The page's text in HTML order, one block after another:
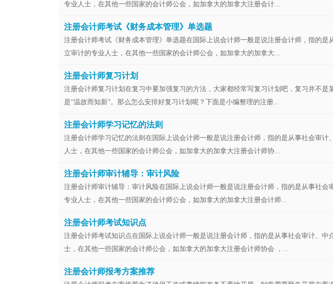
专业人士，在其他一些国家的会计师公会，如加拿大的加拿大注册会计...
注册会计师考试《财务成本管理》单选题
注册会计师考试《财务成本管理》单选题在国际上说会计师一般是说注册会计师，指的是
立审计的专业人士，在其他一些国家的会计师公会，如加拿大的加拿大...
注册会计师复习计划
注册会计师复习计划在复习中要加强复习的方法，大家都经常写复习计划吧，复习并不是
是“温故而知新”。那么怎么安排好复习计划呢？下面是小编整理的注册...
注册会计师学习记忆的法则
注册会计师学习记忆的法则在国际上说会计师一般是说注册会计师，指的是从事社会审计
人士，在其他一些国家的会计师公会，如加拿大的加拿大注册会计师协...
注册会计师审计辅导：审计风险
注册会计师审计辅导：审计风险在国际上说会计师一般是说注册会计师，指的是从事社会
专业人士，在其他一些国家的会计师公会，如加拿大的加拿大注册会计师...
注册会计师考试知识点
注册会计师考试知识点在国际上说会计师一般是说注册会计师，指的是从事社会审计、中
士，在其他一些国家的会计师公会，如加拿大的加拿大注册会计师协会 ，...
注册会计师报考方案推荐